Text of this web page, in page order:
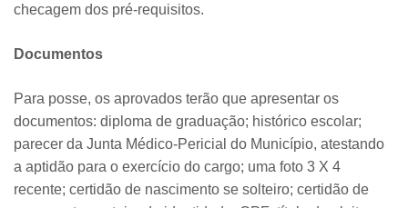
checagem dos pré-requisitos.
Documentos
Para posse, os aprovados terão que apresentar os
documentos: diploma de graduação; histórico escolar;
parecer da Junta Médico-Pericial do Município, atestando
a aptidão para o exercício do cargo; uma foto 3 X 4
recente; certidão de nascimento se solteiro; certidão de